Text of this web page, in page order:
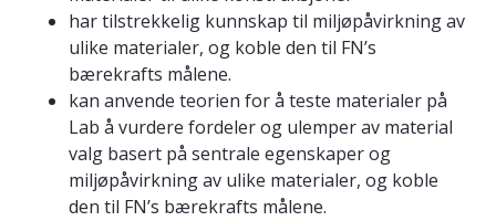
har tilstrekkelig kunnskap til miljøpåvirkning av
ulike materialer, og koble den til FN’s
bærekrafts målene.
kan anvende teorien for å teste materialer på
Lab å vurdere fordeler og ulemper av material
valg basert på sentrale egenskaper og
miljøpåvirkning av ulike materialer, og koble
den til FN’s bærekrafts målene.